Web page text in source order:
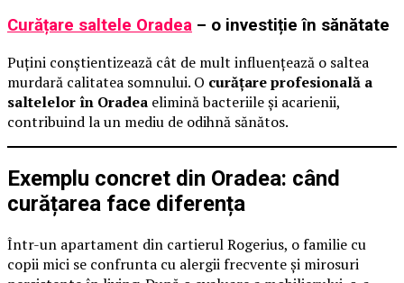
Curățare saltele Oradea – o investiție în sănătate
Puțini conștientizează cât de mult influențează o saltea
murdară calitatea somnului. O curățare profesională a
saltelelor în Oradea elimină bacteriile și acarienii,
contribuind la un mediu de odihnă sănătos.
Exemplu concret din Oradea: când
curățarea face diferența
Într-un apartament din cartierul Rogerius, o familie cu
copii mici se confrunta cu alergii frecvente și mirosuri